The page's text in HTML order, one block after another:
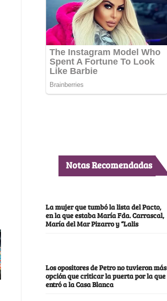
Notas Recomendadas
La mujer que tumbó la lista del Pacto,
en la que estaba María Fda. Carrascal,
María del Mar Pizarro y “Lalis
Los opositores de Petro no tuvieron más
opción que criticar la puerta por la que
entró a la Casa Blanca